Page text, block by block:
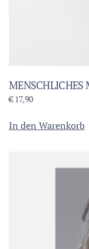
MENSCHLICHES
€17,90
In den Warenkorb